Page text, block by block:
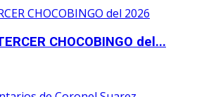
CHOCOBINGO del...